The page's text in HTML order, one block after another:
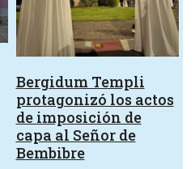
Bergidum Templi
protagonizó los actos
de imposición de
capa al Señor de
Bembibre